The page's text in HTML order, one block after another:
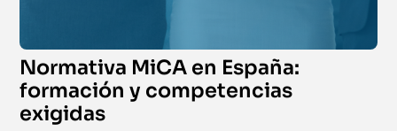
Normativa MiCA en España:
formación y competencias
exigidas